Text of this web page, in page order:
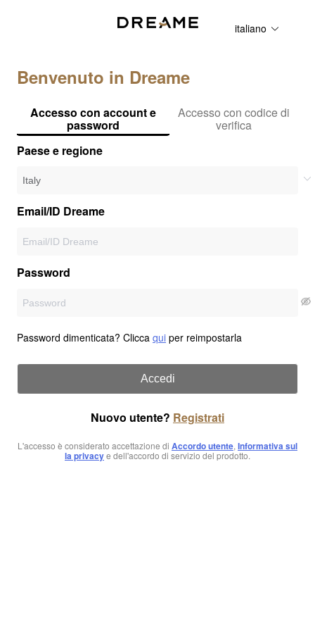
italiano
Benvenuto in Dreame
Accesso con account e
password
Accesso con codice di
verifica
Paese e regione
Email/ID Dreame
Password
Password dimenticata? Clicca qui per reimpostarla
Accedi
Nuovo utente? Registrati
L'accesso è considerato accettazione di Accordo utente, Informativa sul
la privacye dell'accordo di servizio del prodotto.